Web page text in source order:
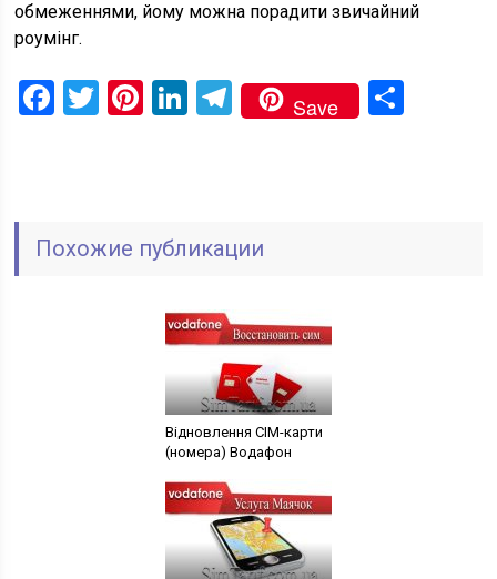
обмеженнями, йому можна порадити звичайний
роумінг.
Facebook
TwitterPinterest
LinkedIn
Telegram
Save
Похожие публикации
Відновлення СІМ-карти
(номера) Водафон